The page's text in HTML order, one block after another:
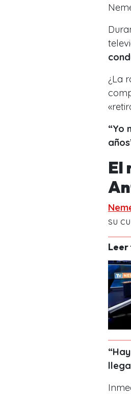
¿La
“Yo
El
su
Leer